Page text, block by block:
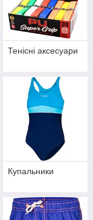
Тенісні аксесуари
Купальники